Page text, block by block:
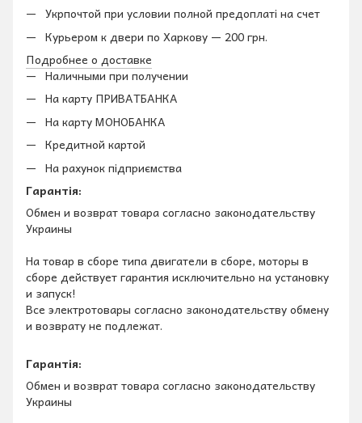
Укрпочтой при условии полной предоплаті на счет
Курьером к двери по Харкову — 200 грн.
Подробнее о доставке
Наличными при получении
На карту ПРИВАТБАНКА
На карту МОНОБАНКА
Кредитной картой
На рахунок підприємства
Гарантія:
Обмен и возврат товара согласно законодательству
Украины
На товар в сборе типа двигатели в сборе, моторы в
сборе действует гарантия исключительно на установку
и запуск!
Все электротовары согласно законодательству обмену
и возврату не подлежат.
Гарантія:
Обмен и возврат товара согласно законодательству
Украины